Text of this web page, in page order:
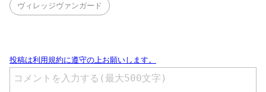
ヴィレッジヴァンガード